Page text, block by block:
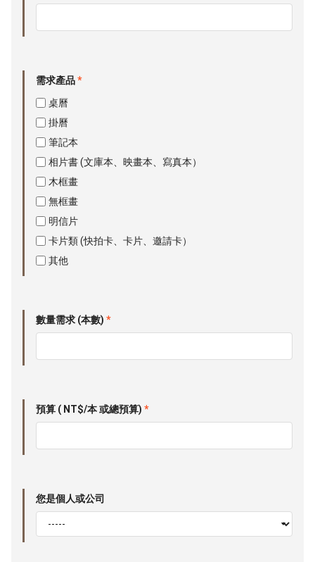
需求產品*
桌曆
掛曆
筆記本
相片書 (文庫本、映畫本、寫真本）
木框畫
無框畫
明信片
卡片類 (快拍卡、卡片、邀請卡）
其他
數量需求 (本數) *
預算 ( NT$/本 或總預算) *
您是個人或公司